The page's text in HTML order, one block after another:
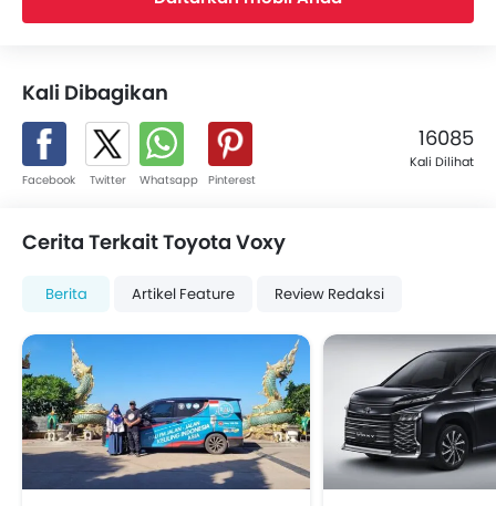
Kali Dibagikan
Facebook Twitter Whatsapp Pinterest
16085
Kali Dilihat
Cerita Terkait Toyota Voxy
Berita Artikel Feature Review Redaksi